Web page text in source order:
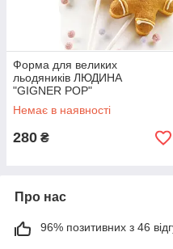
Форма для великих
льодяників ЛЮДИНА
"GIGNER POP"
Немає в наявності
280 ₴
Про нас
96% позитивних з 46